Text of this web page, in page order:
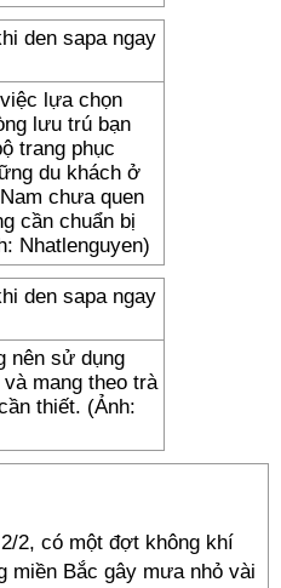
lựa chọn
lưu trú bạn
trang phục
du khách ở
chưa quen
cần chuẩn bị
Nhatlenguyen)
nên sử dụng
mang theo trà
thiết. (Ảnh:
2, có một đợt không khí
miền Bắc gây mưa nhỏ vài